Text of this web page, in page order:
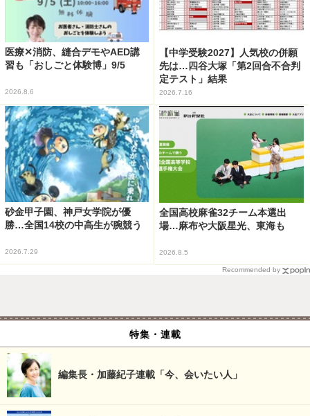
医療✕消防、縫合デモやAED講
習も「おしごと体験博」9/5
2026.8.6
【中学受験2027】人気校の併願
先は…四谷大塚「第2回合不合判
定テスト」結果
2026.7.16
砂金甲子園、神戸女学院が優
勝…全国14校の中高生が腕競う
2026.7.29
全国高校麻雀32チーム本選出
場…麻布や大阪星光、東海も
2026.8.5
Recommended by
特集・連載
編集長・加藤紀子連載「今、会いたい人」